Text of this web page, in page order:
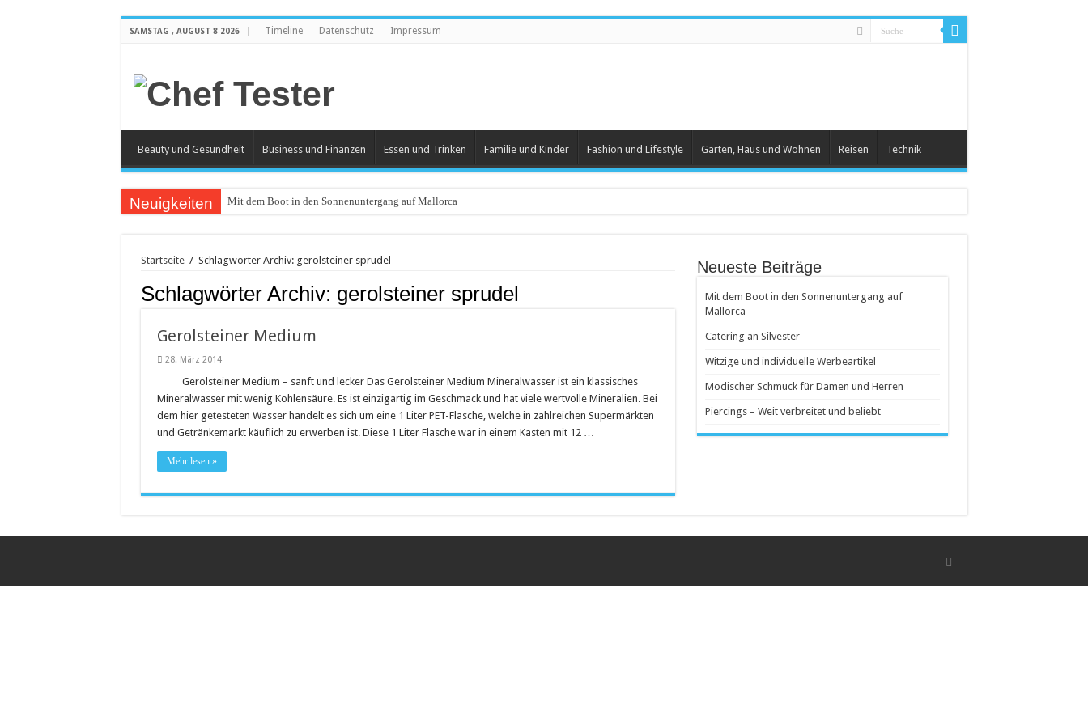
SAMSTAG , AUGUST 8 2026 Timeline Datenschutz Impressum
Beauty und Gesundheit Business und Finanzen Essen und Trinken Familie und Kinder Fashion und Lifestyle Garten, Haus und Wohnen Reisen Technik
Neuigkeiten Mit dem Boot in den Sonnenuntergang auf Mallorca
Witzige und individuelle Werbeartikel
Piercings – Weit verbreitet und beliebt
Klemmbausteine – beliebt bei Groß und Klein
Saunakabine – eine praktische Anschaffung
Masken bedrucken lassen
Tattoo-Entfernung wird immer beliebter
Startseite / Schlagwörter Archiv: gerolsteiner sprudel
Schlagwörter Archiv: gerolsteiner sprudel
Gerolsteiner Medium
28. März 2014
Gerolsteiner Medium – sanft und lecker Das Gerolsteiner Medium Mineralwasser ist ein klassisches
Mineralwasser mit wenig Kohlensäure. Es ist einzigartig im Geschmack und hat viele wertvolle Mineralien. Bei
dem hier getesteten Wasser handelt es sich um eine 1 Liter PET-Flasche, welche in zahlreichen Supermärkten
und Getränkemarkt käuflich zu erwerben ist. Diese 1 Liter Flasche war in einem Kasten mit 12 …
Mehr lesen »
Neueste Beiträge
Mit dem Boot in den Sonnenuntergang auf
Mallorca
Catering an Silvester
Witzige und individuelle Werbeartikel
Modischer Schmuck für Damen und Herren
Piercings – Weit verbreitet und beliebt